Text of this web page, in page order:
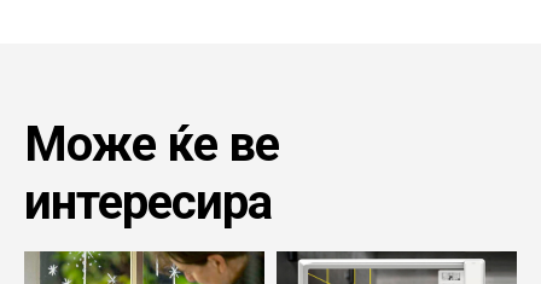
Може ќе ве
интересира